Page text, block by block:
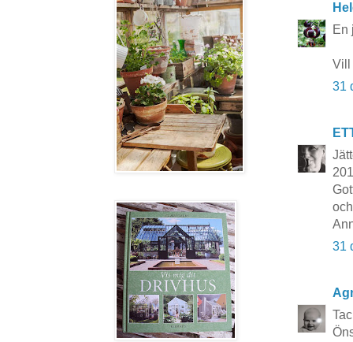
En
Vill
31
31